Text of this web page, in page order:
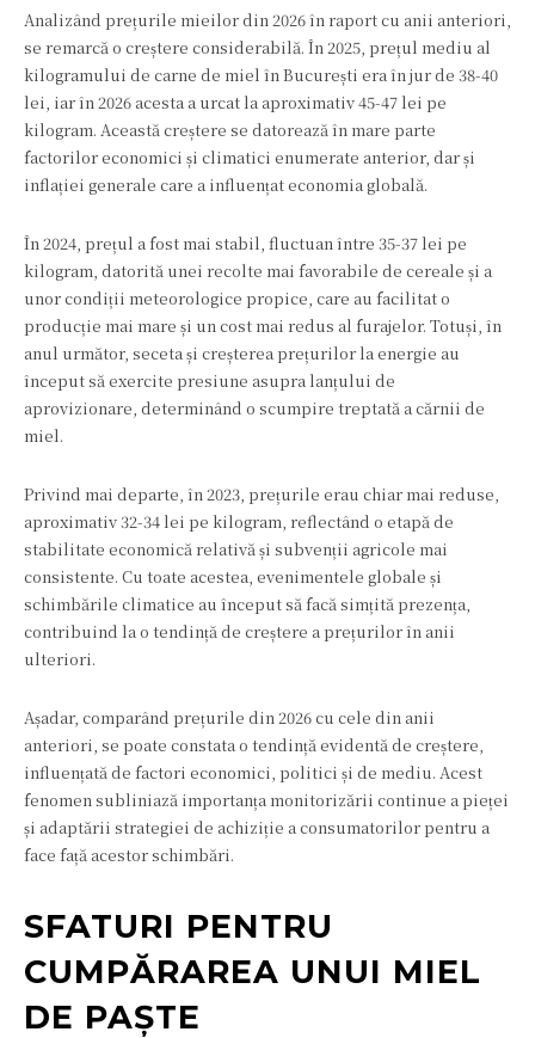
Analizând prețurile mieilor din 2026 în raport cu anii anteriori,
se remarcă o creștere considerabilă. În 2025, prețul mediu al
kilogramului de carne de miel în București era în jur de 38-40
lei, iar în 2026 acesta a urcat la aproximativ 45-47 lei pe
kilogram. Această creștere se datorează în mare parte
factorilor economici și climatici enumerate anterior, dar și
inflației generale care a influențat economia globală.
În 2024, prețul a fost mai stabil, fluctuan între 35-37 lei pe
kilogram, datorită unei recolte mai favorabile de cereale și a
unor condiții meteorologice propice, care au facilitat o
producție mai mare și un cost mai redus al furajelor. Totuși, în
anul următor, seceta și creșterea prețurilor la energie au
început să exercite presiune asupra lanțului de
aprovizionare, determinând o scumpire treptată a cărnii de
miel.
Privind mai departe, în 2023, prețurile erau chiar mai reduse,
aproximativ 32-34 lei pe kilogram, reflectând o etapă de
stabilitate economică relativă și subvenții agricole mai
consistente. Cu toate acestea, evenimentele globale și
schimbările climatice au început să facă simțită prezența,
contribuind la o tendință de creștere a prețurilor în anii
ulteriori.
Așadar, comparând prețurile din 2026 cu cele din anii
anteriori, se poate constata o tendință evidentă de creștere,
influențată de factori economici, politici și de mediu. Acest
fenomen subliniază importanța monitorizării continue a pieței
și adaptării strategiei de achiziție a consumatorilor pentru a
face față acestor schimbări.
SFATURI PENTRU
CUMPĂRAREA UNUI MIEL
DE PAȘTE